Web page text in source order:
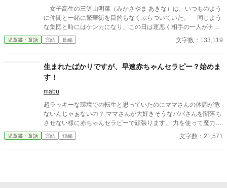
とが分かる。ドラゴンは知らぬふりをする村人たちの態度に怒
り、炎を噴いて暴れまわる。フィロの必死の説得に漸く耳を傾け
て大人しくなるドラゴンだったが、フィロとドラゴンを見た村人
たちは、フィロこそドラゴンを招き入れた張本人であり実は魔物
の生まれ変わりだったのだと決めつけてフィロを村を追い出して
て……。 「ドラゴンがお姉さんになった？」 「フィロ、これから
私と一緒に旅をしよう」 変わり者の少年フィロと異種族の仲間た
時投稿予定です。間に合わない場合は別の時間や次の日になる場
合もあります。
女子高生の三笠山明菜（みかさやま あきな）は、いつものよう
に仲間と一緒に繁華街を目的もなくぶらついていた。 同じよう
な集団と時にはケンカになり、この日は運悪く相手の一人がナイ
フを取り出し明菜は滅多刺しにされてしまう。 こうして絶命し
たはずの明菜が目を覚ましたのは、見知らぬ大広間だった。ここ
出でくださいました！」 今まで一度も考えたことのない、自分
と縁遠そうな聖女って！？ しかもやたらいい子扱いされること
にも納得いかず、つい反抗したくなる。 第二の人生は反抗期と
ともに思いがけない展開へ！？ 明菜の異世界生活はどんなもの
になるのでしょうか。
児童書・童話 完結 長編 文字数：133,119
生まれたばかりですが、早速赤ちゃんセラピー？始めま
す！
mabu
超ラッキーな環境での転生と思っていたのにママさんの体調が危
ないんじゃぁないの？ ママさんが大好きそうなパパさんを闇落ち
させない様に赤ちゃんセラピーで頑張ります。 力を使って魔力を
増やして大きくなったらチートになる！ ちょっと赤ちゃん系に挑
戦してみたくてチャレンジしてみました。 読みにくいかもしれま
児童書・童話 完結 短編 文字数：21,571